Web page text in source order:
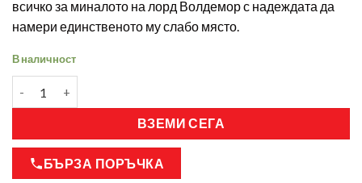
всичко за миналото на лорд Волдемор с надеждата да
намери единственото му слабо място.
В наличност
ВЗЕМИ СЕГА
БЪРЗА ПОРЪЧКА